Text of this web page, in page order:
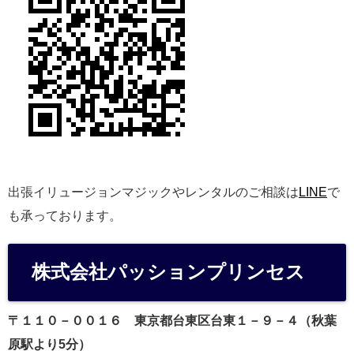
出張イリュージョンマジックやレンタルのご相談は LINEで
も承っております。
株式会社パッションプリンセス
〒１１０－００１６ 東京都台東区台東１－９－４（秋葉
原駅より5分）